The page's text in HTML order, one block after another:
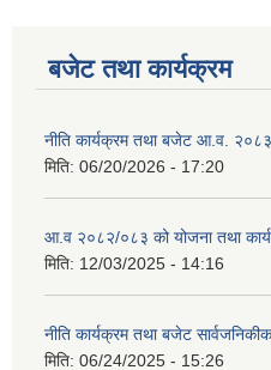
बजेट तथा कार्यक्रम
नीति कार्यक्रम तथा बजेट आ.व.
मिति: 06/20/2026 - 17:20
आ.व २०८२/०८३ को योजना तथा
मिति: 12/03/2025 - 14:16
नीति कार्यक्रम तथा बजेट
मिति: 06/24/2025 - 15:26